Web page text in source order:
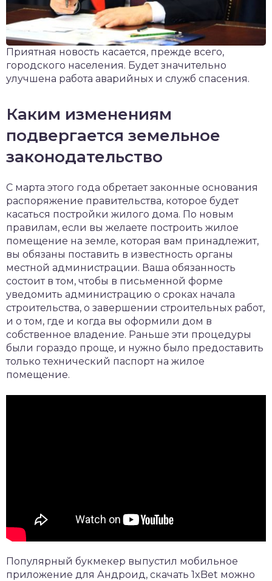
Приятная новость касается, прежде всего,
городского населения. Будет значительно
улучшена работа аварийных и служб спасения.
Каким изменениям
подвергается земельное
законодательство
С марта этого года обретает законные основания
распоряжение правительства, которое будет
касаться постройки жилого дома. По новым
правилам, если вы желаете построить жилое
помещение на земле, которая вам принадлежит,
вы обязаны поставить в известность органы
местной администрации. Ваша обязанность
состоит в том, чтобы в письменной форме
уведомить администрацию о сроках начала
строительства, о завершении строительных работ,
и о том, где и когда вы оформили дом в
собственное владение. Раньше эти процедуры
были гораздо проще, и нужно было предоставить
только технический паспорт на жилое
помещение.
Популярный букмекер выпустил мобильное
приложение для Андроид, скачать 1xBet можно